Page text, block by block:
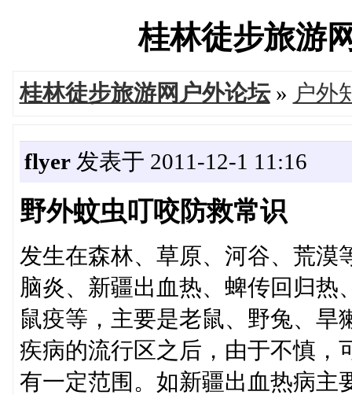
桂林徒步旅游
桂林徒步旅游网户外论坛» 户外
flyer发表于 2011-12-1 11:16
野外蚊虫叮咬防救常识
发生在森林、草原、河谷、荒漠
脑炎、新疆出血热、蜱传回归热
鼠疫等，主要是老鼠、野兔、旱
疾病的流行区之后，由于不慎，
有一定范围。如新疆出血热病主